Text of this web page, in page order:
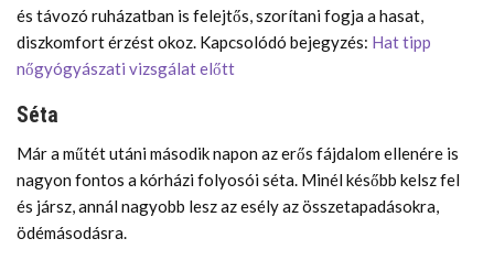
és távozó ruházatban is felejtős, szorítani fogja a hasat,
diszkomfort érzést okoz. Kapcsolódó bejegyzés: Hat tipp
nőgyógyászati vizsgálat előtt
Séta
Már a műtét utáni második napon az erős fájdalom ellenére is
nagyon fontos a kórházi folyosói séta. Minél később kelsz fel
és jársz, annál nagyobb lesz az esély az összetapadásokra,
ödémásodásra.